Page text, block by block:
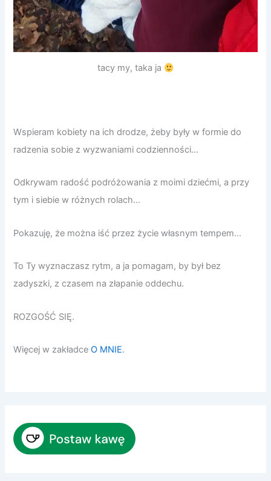
tacy my, taka ja
Wspieram kobiety na ich drodze, żeby były w formie do
radzenia sobie z wyzwaniami codzienności…
Odkrywam radość podróżowania z moimi dziećmi, a przy
tym i siebie w różnych rolach…
Pokazuję, że można iść przez życie własnym tempem…
To Ty wyznaczasz rytm, a ja pomagam, by był bez
zadyszki, z czasem na złapanie oddechu.
ROZGOŚĆ SIĘ.
Więcej w zakładceO MNIE.